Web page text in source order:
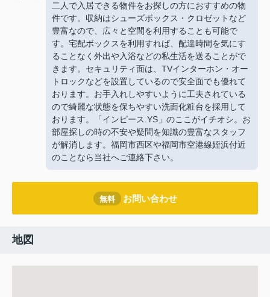
二人で入居できる物件をお探しの方におすすめの物
件です。収納はシューズボックス・クロゼットなど
豊富なので、広々と空間を利用することも可能で
す。宅配ボックスを利用すれば、配達時間を気にす
ることなく外出や入浴などの私生活を送ることがで
きます。セキュリティ面は、TVインターホン・オー
トロックなどを設置しているので安全面でも優れて
おります。お手入れしやすいように工夫されている
ので綺麗な状態を保ちやすい洗面化粧台を採用して
おります。「インピース.YS」のここがイチオシ。お
部屋探しの時の不安や疑問を知識の豊富なスタッフ
が解消します。福岡市西区や福岡市空港線姪浜付近
のことなら当社へご連絡下さい。
無料 お問い合わせ
地図